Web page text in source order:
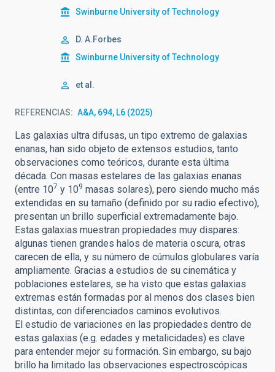
Swinburne University of Technology
D. A.Forbes
Swinburne University of Technology
et al.
REFERENCIAS A&A, 694, L6 (2025)
Las galaxias ultra difusas, un tipo extremo de galaxias
enanas, han sido objeto de extensos estudios, tanto
observaciones como teóricos, durante esta última
década. Con masas estelares de las galaxias enanas
(entre 107 y 109 masas solares), pero siendo mucho más
extendidas en su tamaño (definido por su radio efectivo),
presentan un brillo superficial extremadamente bajo.
Estas galaxias muestran propiedades muy dispares:
algunas tienen grandes halos de materia oscura, otras
carecen de ella, y su número de cúmulos globulares varía
ampliamente. Gracias a estudios de su cinemática y
poblaciones estelares, se ha visto que estas galaxias
extremas están formadas por al menos dos clases bien
distintas, con diferenciados caminos evolutivos.
El estudio de variaciones en las propiedades dentro de
estas galaxias (e.g. edades y metalicidades) es clave
para entender mejor su formación. Sin embargo, su bajo
brillo ha limitado las observaciones espectroscópicas